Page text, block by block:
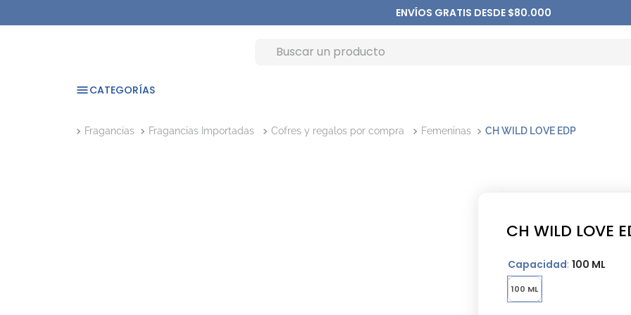
ENVÍOS GRATIS DESDE $80.000
CATEGORÍAS
Fragancias Fragancias Importadas Cofres y regalos por compra Femeninas CH WILD LOVE EDP
CH WILD LOVE
Capacidad: 100 ML
100 ML